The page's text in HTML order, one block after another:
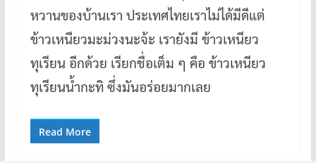
หวานของบ้านเรา ประเทศไทยเราไม่ได้มีดีแต่
ข้าวเหนียวมะม่วงนะจ้ะ เรายังมี ข้าวเหนียว
ทุเรียน อีกด้วย เรียกชื่อเต็ม ๆ คือ ข้าวเหนียว
ทุเรียนน้ำกะทิ ซึ่งมันอร่อยมากเลย
Read More